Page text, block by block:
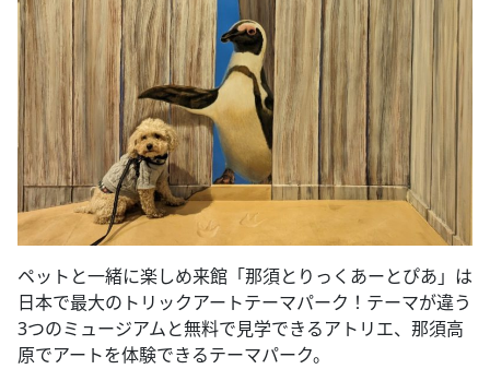
ペットと一緒に楽しめ来館「那須とりっくあーとぴあ」は
⽇本で最⼤のトリックアートテーマパーク！テーマが違う
3つのミュージアムと無料で⾒学できるアトリエ、那須⾼
原でアートを体験できるテーマパーク。